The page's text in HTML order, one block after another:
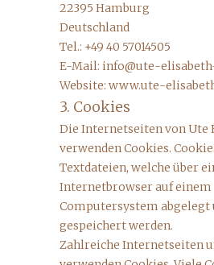
22395 Hamburg
Deutschland
Tel.: +49 40 57014505
E-Mail: info@ute-
Website: www.ute-
3. Cookies
Die Internetseiten von Ute
verwenden Cookies.
Textdateien, welche über
Internetbrowser auf einem
Computersystem abgelegt
gespeichert werden.
Zahlreiche Internetseiten